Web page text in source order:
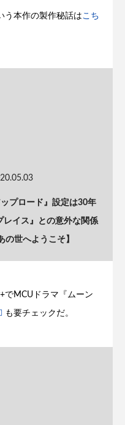
う本作の製作秘話はこち
プロード』設定は30年
レイス』との意外な関係
の世へようこそ】
でMCUドラマ『ムーン
も要チェックだ。